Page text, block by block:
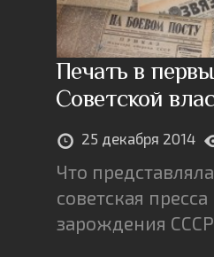
Печать в
Советской
25 декабря 2014
Что
советская
зарождения